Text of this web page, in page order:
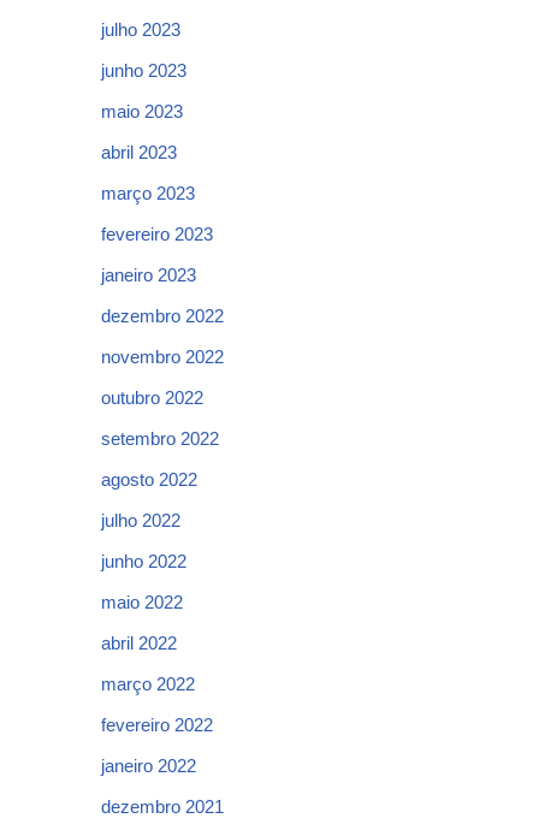
julho 2023
junho 2023
maio 2023
abril 2023
março 2023
fevereiro 2023
janeiro 2023
dezembro 2022
novembro 2022
outubro 2022
setembro 2022
agosto 2022
julho 2022
junho 2022
maio 2022
abril 2022
março 2022
fevereiro 2022
janeiro 2022
dezembro 2021